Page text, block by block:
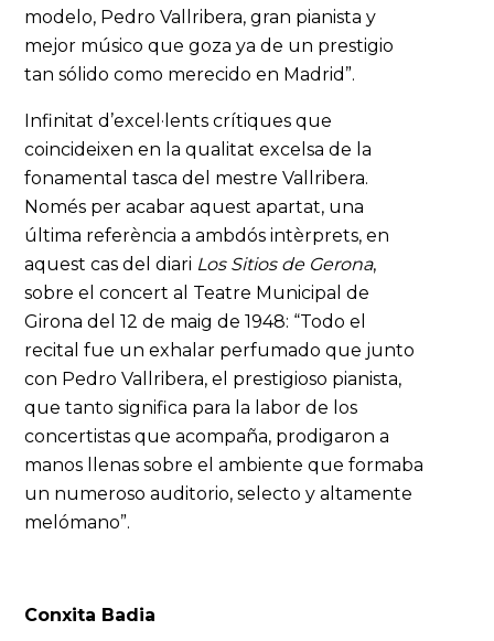
modelo, Pedro Vallribera, gran pianista y
mejor músico que goza ya de un prestigio
tan sólido como merecido en Madrid”.
Infinitat d’excel·lents crítiques que
coincideixen en la qualitat excelsa de la
fonamental tasca del mestre Vallribera.
Només per acabar aquest apartat, una
última referència a ambdós intèrprets, en
aquest cas del diari Los Sitios de Gerona,
sobre el concert al Teatre Municipal de
Girona del 12 de maig de 1948: “Todo el
recital fue un exhalar perfumado que junto
con Pedro Vallribera, el prestigioso pianista,
que tanto significa para la labor de los
concertistas que acompaña, prodigaron a
manos llenas sobre el ambiente que formaba
un numeroso auditorio, selecto y altamente
melómano”.
Conxita Badia